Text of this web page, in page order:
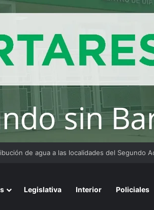
pese a los cambios en la Ley de Tierras
Legislativa Interior Policiales